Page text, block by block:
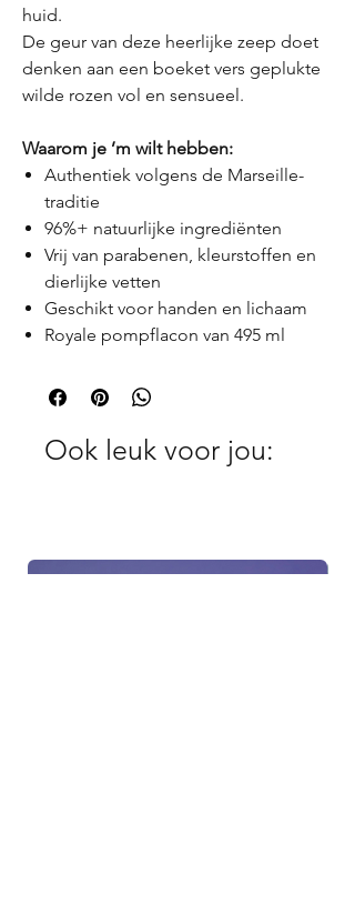
huid.
De geur van deze heerlijke zeep doet
denken aan een boeket vers geplukte
wilde rozen vol en sensueel.
Waarom je ’m wilt hebben:
Authentiek volgens de Marseille-
traditie
96%+ natuurlijke ingrediënten
Vrij van parabenen, kleurstoffen en
dierlijke vetten
Geschikt voor handen en lichaam
Royale pompflacon van 495 ml
Ook leuk voor jou: